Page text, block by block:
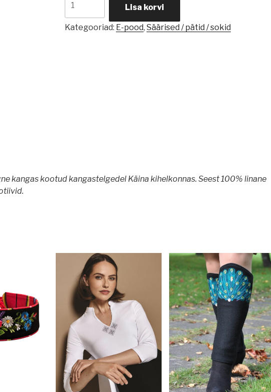
mustriga
pätid
Lisa korvi
Kategooriad: E-pood,Säärised / pätid / sokid
kangas kootud kangastelgedel Käina kihelkonnas. Seest 100% linane